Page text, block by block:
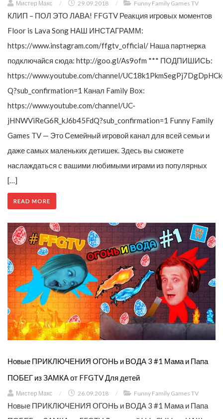
Мистер Макс / 29.09.2018 / Funny Family Games TV
КЛИП – ПОЛ ЭТО ЛАВА! FFGTV Реакция игровых моментов
Floor is Lava Song НАШ ИНСТАГРАММ:
https://www.instagram.com/ffgtv_official/ Наша партнерка
подключайся сюда: http://goo.gl/As9ofm *** ПОДПИШИСЬ:
https://www.youtube.com/channel/
Q?sub_confirmation=1 Канал Family Box:
https://www.youtube.com/channel/UC-
jHNWViReG6R_kJ6b45FdQ?sub_confirmation=1 Funny Family
Games TV — Это Семейный игровой канал для всей семьи и
даже самых маленьких детишек. Здесь вы сможете
наслаждаться с вашими любимыми играми из популярных
[…]
READ MORE
Новые ПРИКЛЮЧЕНИЯ ОГОНЬ и ВОДА 3 #1 Мама и Папа
ПОБЕГ из ЗАМКА от FFGTV Для детей
Мистер Макс / 26.09.2018 / Funny Family Games TV
Новые ПРИКЛЮЧЕНИЯ ОГОНЬ и ВОДА 3 #1 Мама и Папа